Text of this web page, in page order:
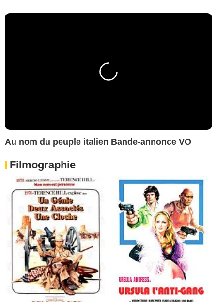
Au nom du peuple italien Bande-annonce VO
Filmographie